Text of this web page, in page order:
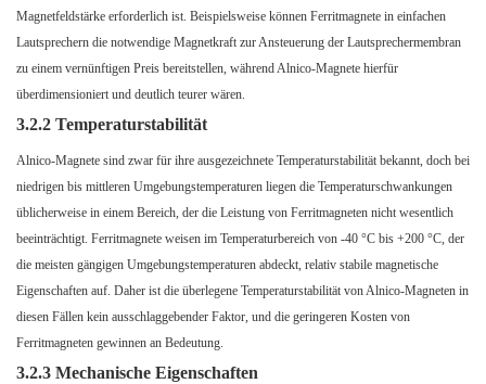
Magnetfeldstärke erforderlich ist. Beispielsweise können Ferritmagnete in einfachen
Lautsprechern die notwendige Magnetkraft zur Ansteuerung der Lautsprechermembran
zu einem vernünftigen Preis bereitstellen, während Alnico-Magnete hierfür
überdimensioniert und deutlich teurer wären.
3.2.2 Temperaturstabilität
Alnico-Magnete sind zwar für ihre ausgezeichnete Temperaturstabilität bekannt, doch bei
niedrigen bis mittleren Umgebungstemperaturen liegen die Temperaturschwankungen
üblicherweise in einem Bereich, der die Leistung von Ferritmagneten nicht wesentlich
beeinträchtigt. Ferritmagnete weisen im Temperaturbereich von -40 °C bis +200 °C, der
die meisten gängigen Umgebungstemperaturen abdeckt, relativ stabile magnetische
Eigenschaften auf. Daher ist die überlegene Temperaturstabilität von Alnico-Magneten in
diesen Fällen kein ausschlaggebender Faktor, und die geringeren Kosten von
Ferritmagneten gewinnen an Bedeutung.
3.2.3 Mechanische Eigenschaften